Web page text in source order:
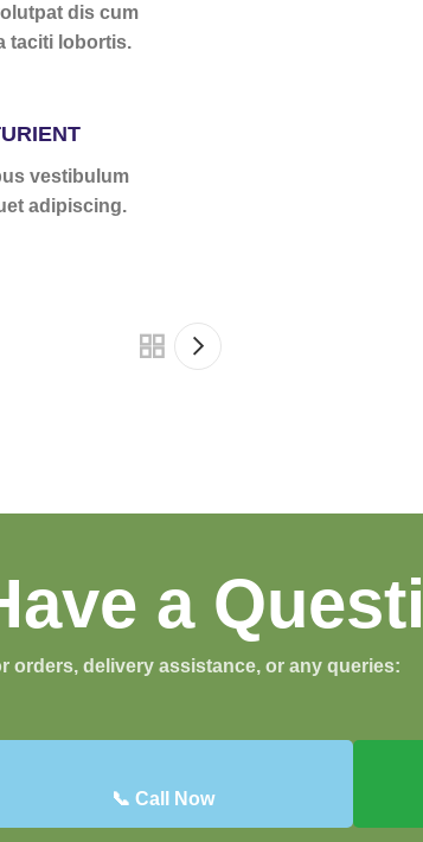
dis cum
taciti lobortis.
vestibulum
adipiscing.
a
orders, delivery assistance, or any queries:
📞 Call Now